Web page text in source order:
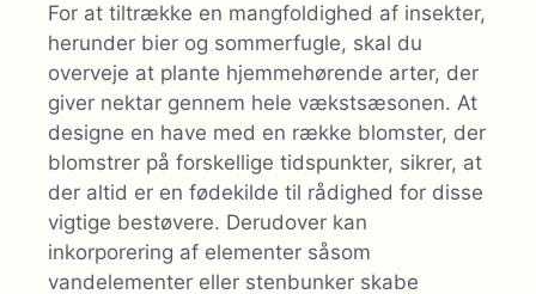
For at tiltrække en mangfoldighed af insekter,
herunder bier og sommerfugle, skal du
overveje at plante hjemmehørende arter, der
giver nektar gennem hele vækstsæsonen. At
designe en have med en række blomster, der
blomstrer på forskellige tidspunkter, sikrer, at
der altid er en fødekilde til rådighed for disse
vigtige bestøvere. Derudover kan
inkorporering af elementer såsom
vandelementer eller stenbunker skabe